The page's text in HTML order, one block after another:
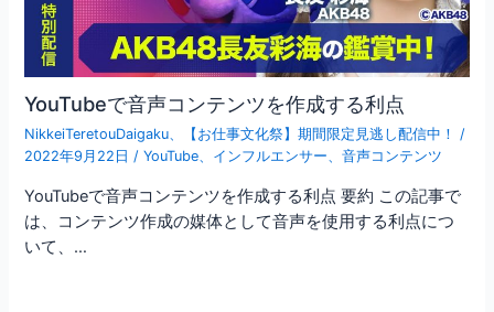
YouTubeで音声コンテンツを作成する利点
NikkeiTeretouDaigaku、 【お仕事文化祭】期間限定見逃し配信中！ /
2022年9月22日 /YouTube、 インフルエンサー、音声コンテンツ
YouTubeで音声コンテンツを作成する利点 要約 この記事で
は、コンテンツ作成の媒体として音声を使用する利点につ
いて、…